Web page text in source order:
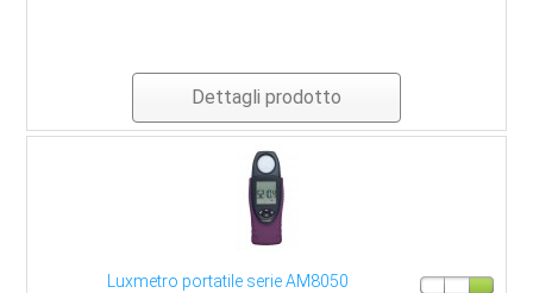
Dettagli prodotto
Luxmetro portatile serie AM8050